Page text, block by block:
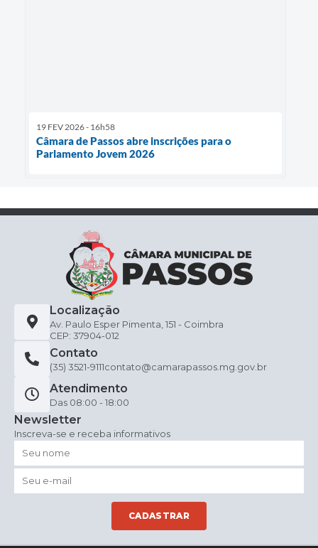
19 FEV 2026 - 16h58
Câmara de Passos abre inscrições para o
Parlamento Jovem 2026
Localização
Av. Paulo Esper Pimenta, 151 - Coimbra
CEP: 37904-012
Contato
(35) 3521-9111contato@camarapassos.mg.gov.br
Atendimento
Das 08:00 - 18:00
Newsletter
Inscreva-se e receba informativos
CADASTRAR